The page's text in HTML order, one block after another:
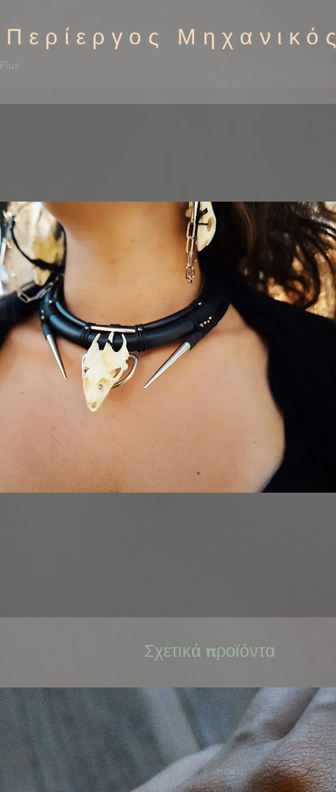
Plus
Περίεργος Μηχανικός
Σχετικά προϊόντα